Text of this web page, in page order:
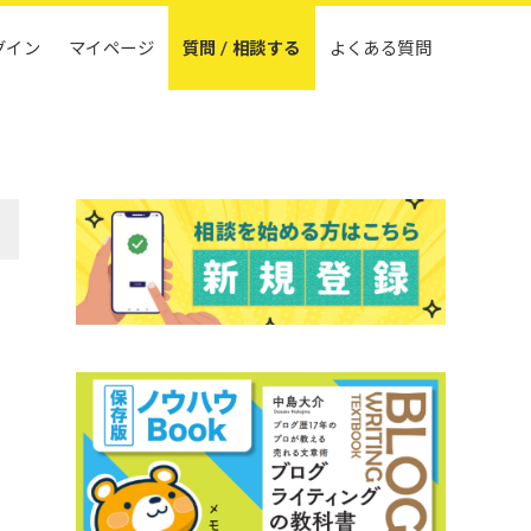
イン マイページ 質問 / 相談する よくある質問